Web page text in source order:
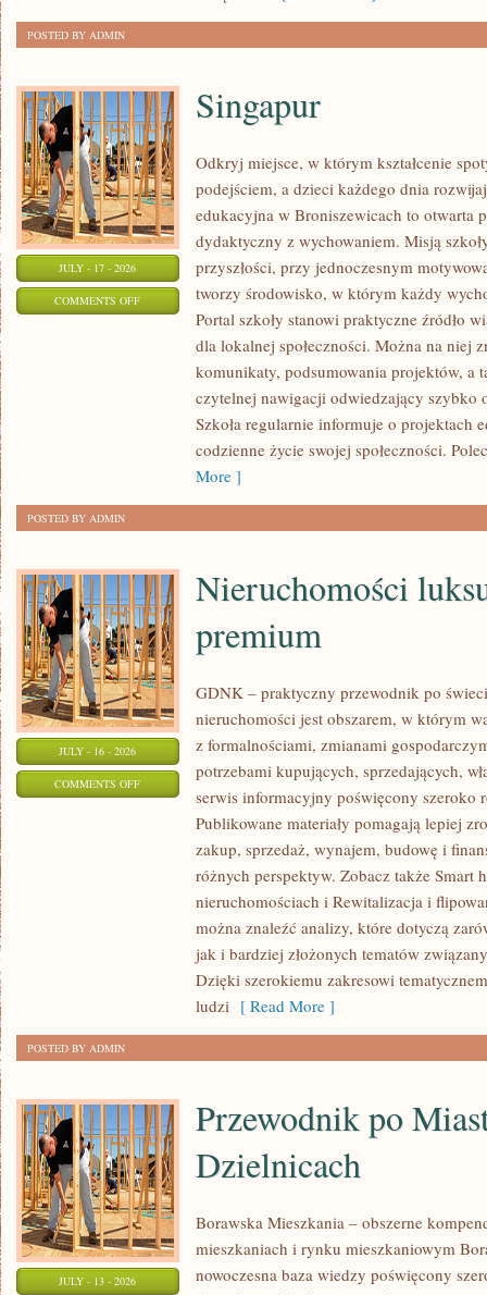
POSTED BY ADMIN
JULY - 17 - 2026
COMMENTS OFFON
Singapur
Odkryj miejsce, w którym kształcenie
podejściem, a dzieci każdego dnia
edukacyjna w Broniszewicach to otwarta
dydaktyczny z wychowaniem. Misją
przyszłości, przy jednoczesnym
tworzy środowisko, w którym każdy
Portal szkoły stanowi praktyczne źródło
dla lokalnej społeczności. Można na niej
komunikaty, podsumowania projektów, a
czytelnej nawigacji odwiedzający szybko
Szkoła regularnie informuje o projektach
codzienne życie swojej społeczności.
More ]
POSTED BY ADMIN
JULY - 16 - 2026
COMMENTS OFFON
Nieruchomości
premium
GDNK – praktyczny przewodnik po
nieruchomości jest obszarem, w którym
z formalnościami, zmianami
potrzebami kupujących, sprzedających,
serwis informacyjny poświęcony szeroko
Publikowane materiały pomagają lepiej
zakup, sprzedaż, wynajem, budowę i
różnych perspektyw. Zobacz także Smart
nieruchomościach i Rewitalizacja i
można znaleźć analizy, które dotyczą
jak i bardziej złożonych tematów
Dzięki szerokiemu zakresowi
ludzi [ Read More ]
POSTED BY ADMIN
JULY - 13 - 2026
Przewodnik po
Dzielnicach
Borawska Mieszkania – obszerne
mieszkaniach i rynku mieszkaniowym
nowoczesna baza wiedzy poświęcony